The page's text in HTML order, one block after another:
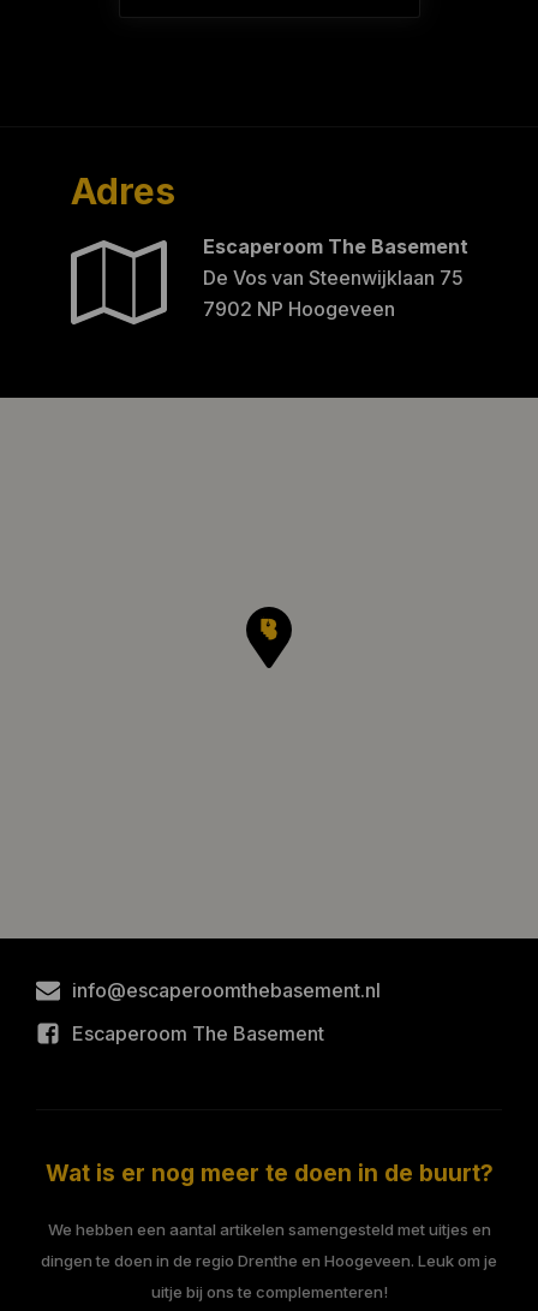
Adres
Escaperoom The Basement
De Vos van Steenwijklaan 75
7902 NP Hoogeveen
info@escaperoomthebasement.nl
Escaperoom The Basement
Wat is er nog meer te doen in de buurt?
We hebben een aantal artikelen samengesteld met uitjes en
dingen te doen in de regio Drenthe en Hoogeveen. Leuk om je
uitje bij ons te complementeren!